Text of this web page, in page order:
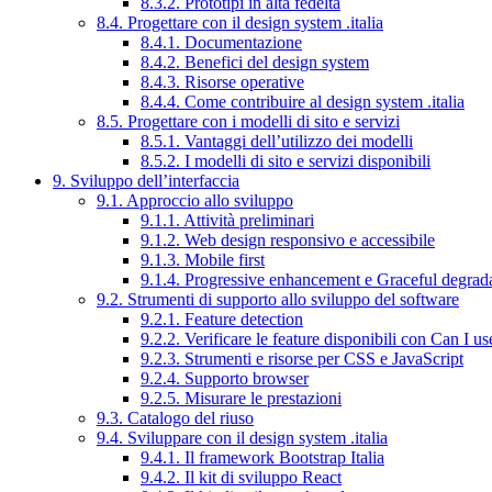
8.4. Progettare con il design system .italia
8.4.1. Documentazione
8.4.2. Benefici del design system
8.4.3. Risorse operative
8.4.4. Come contribuire al design system .italia
8.5. Progettare con i modelli di sito e servizi
8.5.1. Vantaggi dell’utilizzo dei modelli
8.5.2. I modelli di sito e servizi disponibili
9. Sviluppo dell’interfaccia
9.1. Approccio allo sviluppo
9.1.1. Attività preliminari
9.1.2. Web design responsivo e accessibile
9.1.3. Mobile first
9.1.4. Progressive enhancement e Graceful
9.2. Strumenti di supporto allo sviluppo del software
9.2.1. Feature detection
9.2.2. Verificare le feature disponibili con Can I
9.2.3. Strumenti e risorse per CSS e JavaScript
9.2.4. Supporto browser
9.2.5. Misurare le prestazioni
9.3. Catalogo del riuso
9.4. Sviluppare con il design system .italia
9.4.1. Il framework Bootstrap Italia
9.4.2. Il kit di sviluppo React